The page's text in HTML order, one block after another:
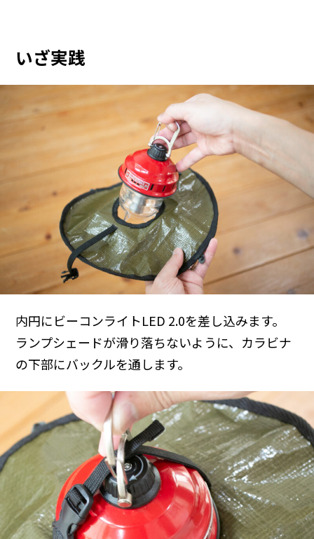
いざ実践
内円にビーコンライトLED 2.0を差し込みます。
ランプシェードが滑り落ちないように、カラビナ
の下部にバックルを通します。